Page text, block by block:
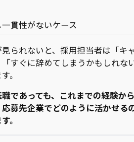
貫性がないケース
られないと、採用担当者は「キ
すぐに辞めてしまうかもしれな
。
であっても、これまでの経験か
募先企業でどのように活かせる
。